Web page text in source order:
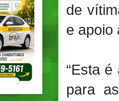
de
e apoio
“Esta
para